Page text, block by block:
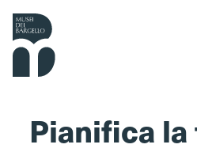
Vai al contenuto
Pianifica